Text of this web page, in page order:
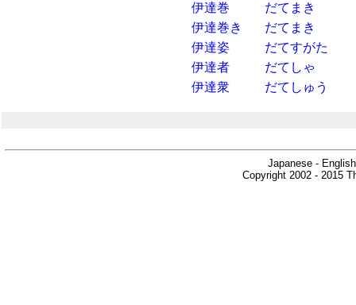
伊達巻
だてまき
伊達巻き
だてまき
伊達姿
だてすがた
伊達者
だてしゃ
伊達衆
だてしゅう
Japanese -
Copyright 2002 - 2015